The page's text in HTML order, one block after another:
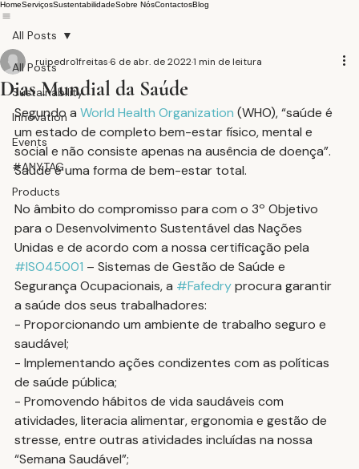
HomeServiçosSustentabilidadeSobre NósContactosBlog
All Posts
Sustainability
Innovation
Events
#ANYTAG
Products
All Posts
Dias Mundial da Saúde
ruipedro1freitas 6 de abr. de 20221 min de leitura
Segundo a World Health Organization (WHO), “saúde é
um estado de completo bem-estar físico, mental e
social e não consiste apenas na ausência de doença”.
Saúde é uma forma de bem-estar total.
No âmbito do compromisso para com o 3º Objetivo
para o Desenvolvimento Sustentável das Nações
Unidas e de acordo com a nossa certificação pela
#ISO45001 – Sistemas de Gestão de Saúde e
Segurança Ocupacionais, a #Fafedry procura garantir
a saúde dos seus trabalhadores:
- Proporcionando um ambiente de trabalho seguro e
saudável;
- Implementando ações condizentes com as políticas
de saúde pública;
- Promovendo hábitos de vida saudáveis com
atividades, literacia alimentar, ergonomia e gestão de
stresse, entre outras atividades incluídas na nossa
“Semana Saudável”;